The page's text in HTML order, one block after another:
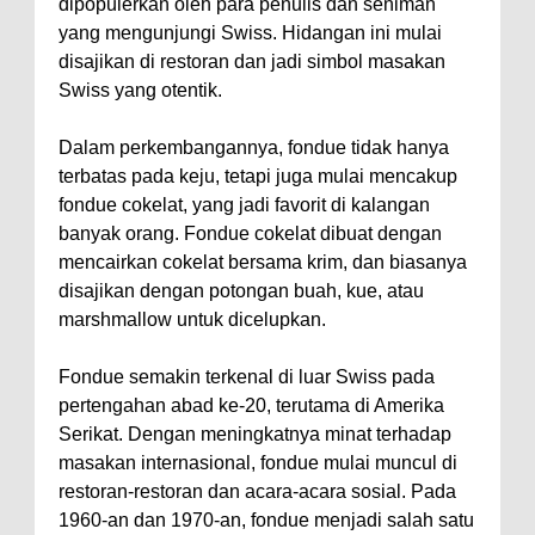
dipopulerkan oleh para penulis dan seniman
yang mengunjungi Swiss. Hidangan ini mulai
disajikan di restoran dan jadi simbol masakan
Swiss yang otentik.
Dalam perkembangannya, fondue tidak hanya
terbatas pada keju, tetapi juga mulai mencakup
fondue cokelat, yang jadi favorit di kalangan
banyak orang. Fondue cokelat dibuat dengan
mencairkan cokelat bersama krim, dan biasanya
disajikan dengan potongan buah, kue, atau
marshmallow untuk dicelupkan.
Fondue semakin terkenal di luar Swiss pada
pertengahan abad ke-20, terutama di Amerika
Serikat. Dengan meningkatnya minat terhadap
masakan internasional, fondue mulai muncul di
restoran-restoran dan acara-acara sosial. Pada
1960-an dan 1970-an, fondue menjadi salah satu